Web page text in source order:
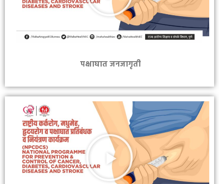
पक्षाघात जनजागृती